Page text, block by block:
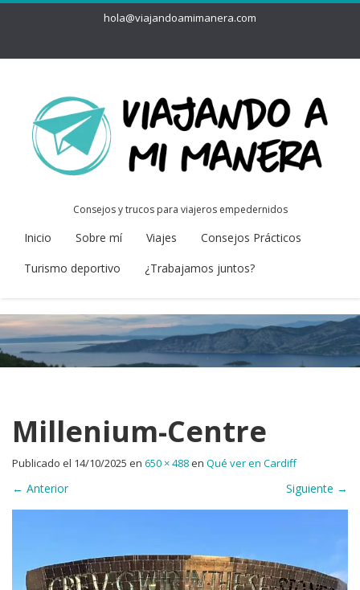
hola@viajandoamimanera.com
Consejos y trucos para viajeros empedernidos
Inicio Sobre mí Viajes
Consejos Prácticos
Turismo deportivo
¿Trabajamos juntos?
Millenium-Centre
Publicado el 14/10/2025 en 650 × 488en Qué ver en Cardiff
← Anterior Siguiente →